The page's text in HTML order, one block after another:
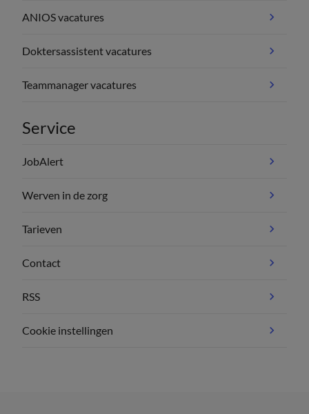
ANIOS vacatures
Doktersassistent vacatures
Teammanager vacatures
Service
JobAlert
Werven in de zorg
Tarieven
Contact
RSS
Cookie instellingen